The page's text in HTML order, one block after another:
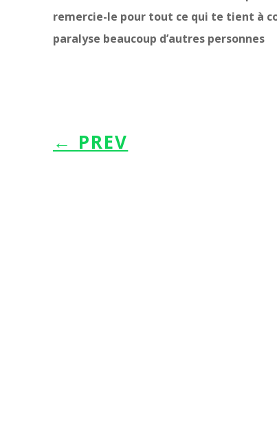
remercie-le pour tout ce qui te tient à
paralyse beaucoup d’autres personnes
← PREV